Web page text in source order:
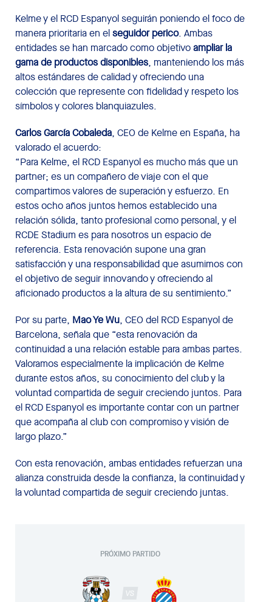
Kelme y el RCD Espanyol seguirán poniendo el foco de
manera prioritaria en elseguidor perico. Ambas
entidades se han marcado como objetivoampliar la
gama de productos disponibles, manteniendo los más
altos estándares de calidad y ofreciendo una
colección que represente con fidelidad y respeto los
símbolos y colores blanquiazules.
Carlos García Cobaleda, CEO de Kelme en España, ha
valorado el acuerdo:
“Para Kelme, el RCD Espanyol es mucho más que un
partner; es un compañero de viaje con el que
compartimos valores de superación y esfuerzo. En
estos ocho años juntos hemos establecido una
relación sólida, tanto profesional como personal, y el
RCDE Stadium es para nosotros un espacio de
referencia. Esta renovación supone una gran
satisfacción y una responsabilidad que asumimos con
el objetivo de seguir innovando y ofreciendo al
aficionado productos a la altura de su sentimiento.”
Por su parte, Mao Ye Wu, CEO del RCD Espanyol de
Barcelona, señala que “esta renovación da
continuidad a una relación estable para ambas partes.
Valoramos especialmente la implicación de Kelme
durante estos años, su conocimiento del club y la
voluntad compartida de seguir creciendo juntos. Para
el RCD Espanyol es importante contar con un partner
que acompaña al club con compromiso y visión de
largo plazo.”
Con esta renovación, ambas entidades refuerzan una
alianza construida desde la confianza, la continuidad y
la voluntad compartida de seguir creciendo juntas.
PRÓXIMO PARTIDO
VS